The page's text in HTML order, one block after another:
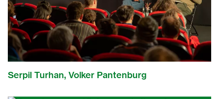
Serpil Turhan, Volker Pantenburg